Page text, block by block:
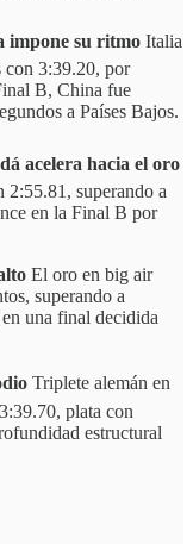
impone su ritmo Italia
con 3:39.20, por
B, China fue
a Países Bajos.
acelera hacia el oro
2:55.81, superando a
en la Final B por
El oro en big air
superando a
una final decidida
Triplete alemán en
plata con
estructural